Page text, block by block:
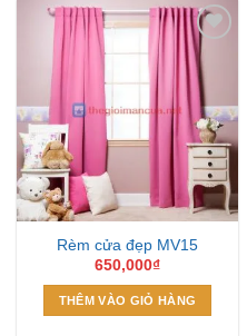
Add to
Wishlist
Rèm cửa đẹp MV15
650,000₫
THÊM VÀO GIỎ HÀNG